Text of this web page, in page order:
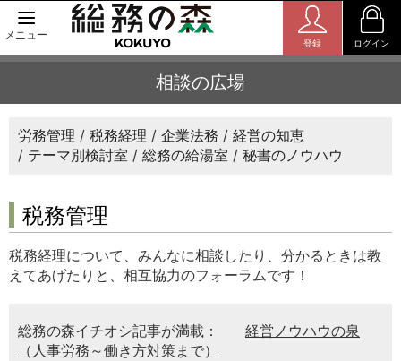
メニュー
登録 ログイン
相談の広場
労務管理 税務経理 企業法務
経営の知恵
テーマ別検討室
総務の給湯室 秘書のノウハウ
税務管理
税務経理について、みんなに相談したり、分かるときは教
えてあげたりと、相互協力のフォーラムです！
総務の森イチオシ記事が満載：
経営ノウハウの泉
（人事労務～働き方対策まで）